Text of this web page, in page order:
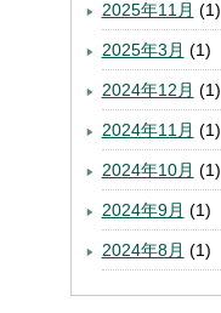
2025年11月 (1)
2025年3月 (1)
2024年12月 (1)
2024年11月 (1)
2024年10月 (1)
2024年9月 (1)
2024年8月 (1)